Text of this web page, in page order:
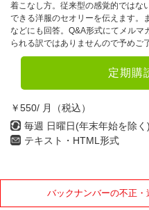
着こなし方。従来型の感覚的ではな
できる洋服のセオリーを伝えます。
などにも回答。Q&A形式にてメルマ
られる訳ではありませんので予めご
定期購
￥550/ 月（税込）
毎週 日曜日(年末年始を除く)
テキスト・HTML形式
バックナンバーの不正
2022年
1月 2月
7月 8月
10月
2021年